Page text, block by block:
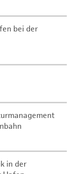
bei der
in der